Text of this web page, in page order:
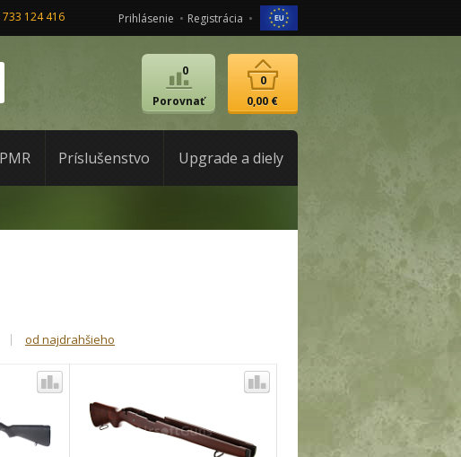
733 124 416 Prihlásenie Registrácia
Porovnať
0
0,00 €
0
Príslušenstvo Upgrade a diely
od najdrahšieho